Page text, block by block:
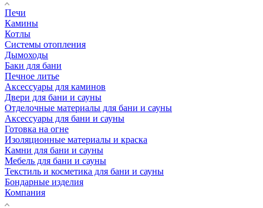
Печи
Камины
Котлы
Системы отопления
Дымоходы
Баки для бани
Печное литье
Аксессуары для каминов
Двери для бани и сауны
Отделочные материалы для бани и сауны
Аксессуары для бани и сауны
Готовка на огне
Изоляционные материалы и краска
Камни для бани и сауны
Мебель для бани и сауны
Текстиль и косметика для бани и сауны
Бондарные изделия
Компания